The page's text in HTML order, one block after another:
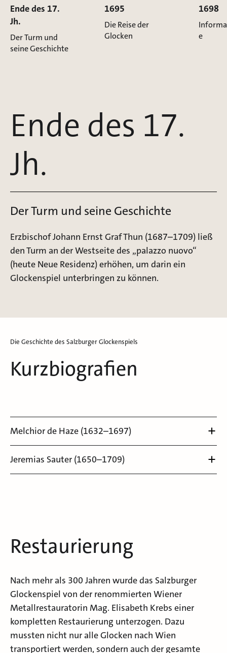
Ende des 17.
Jh.
Der Turm und
seine Geschichte
1695
Die Reise der
Glocken
1698
e
Ende des 17.
Jh.
Der Turm und seine Geschichte
Erzbischof Johann Ernst Graf Thun (1687–1709) ließ
den Turm an der Westseite des „palazzo nuovo“
(heute Neue Residenz) erhöhen, um darin ein
Glockenspiel unterbringen zu können.
Die Geschichte des Salzburger Glockenspiels
Kurzbiografien
Melchior de Haze (1632–1697)
Jeremias Sauter (1650–1709)
Restaurierung
Nach mehr als 300 Jahren wurde das Salzburger
Glockenspiel von der renommierten Wiener
Metallrestauratorin Mag. Elisabeth Krebs einer
kompletten Restaurierung unterzogen. Dazu
mussten nicht nur alle Glocken nach Wien
transportiert werden, sondern auch der gesamte